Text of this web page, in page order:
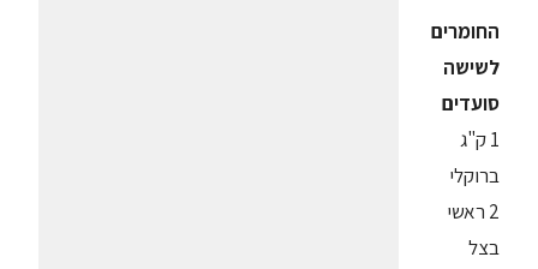
החומרים
לשישה
סועדים
1 ק"ג
ברוקלי
2 ראשי
בצל